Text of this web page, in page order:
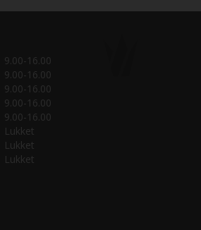
9.00-16.00
9.00-16.00
9.00-16.00
9.00-16.00
9.00-16.00
Lukket
Lukket
Lukket